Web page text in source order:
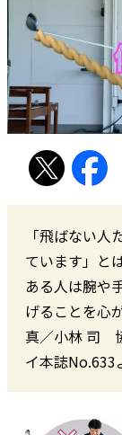
「飛ばない
ています」と
ある人は腕や
げることを心
真／小林 司
イ本誌No.633